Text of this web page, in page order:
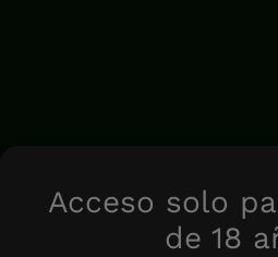
Acceso solo
de 18